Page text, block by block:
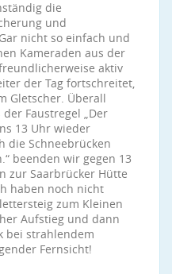
die
und
nicht so einfach und
Kameraden aus der
aktiv
der Tag fortschreitet,
Gletscher. Überall
Faustregel „Der
13 Uhr wieder
die Schneebrücken
beenden wir gegen 13
zur Saarbrücker Hütte
haben noch nicht
zum Kleinen
Aufstieg und dann
bei strahlendem
Fernsicht!